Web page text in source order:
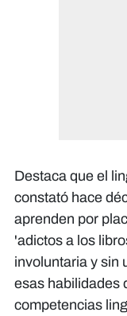
Destaca que el
constató hace
aprenden por
'adictos a los
involuntaria y sin
esas habilidades
competencias